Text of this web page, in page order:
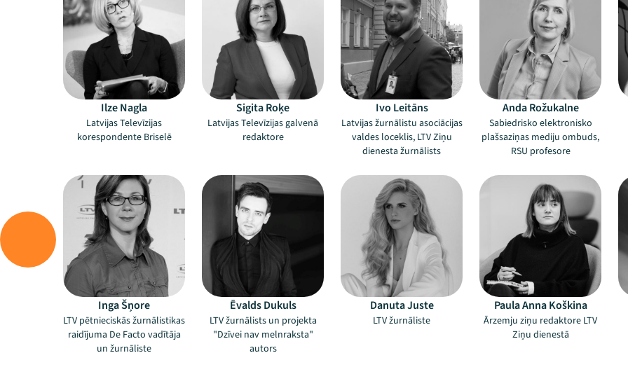
Ilze Nagla
Latvijas Televīzijas
korespondente Briselē
Sigita Roķe
Latvijas Televīzijas galvenā
redaktore
Ivo Leitāns
Latvijas žurnālistu asociācijas
valdes loceklis, LTV Ziņu
dienesta žurnālists
Anda Rožukalne
Sabiedrisko elektronisko
plašsaziņas mediju ombuds,
RSU profesore
Inga Šņore
LTV pētnieciskās žurnālistikas
raidījuma De Facto vadītāja
un žurnāliste
Ēvalds Dukuls
LTV žurnālists un projekta
"Dzīvei nav melnraksta"
autors
Danuta Juste
LTV žurnāliste
Paula Anna Koškina
Ārzemju ziņu redaktore LTV
Ziņu dienestā